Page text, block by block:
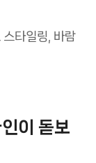
스타일링
바람
이 돋보